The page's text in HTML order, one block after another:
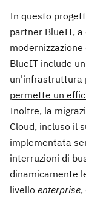
In questo
partner BlueIT, a
BlueIT include
un'infrastruttura
permette un
Inoltre, la
Cloud, incluso il
implementata
interruzioni di
dinamicamente
livello enterprise,